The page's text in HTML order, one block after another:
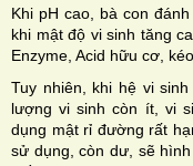
Khi pH cao, bà con
khi mật độ vi sinh tăng
Enzyme, Acid hữu cơ,
Tuy nhiên, khi hệ vi
lượng vi sinh còn ít, vi
dụng mật rỉ đường rất
sử dụng, còn dư, sẽ